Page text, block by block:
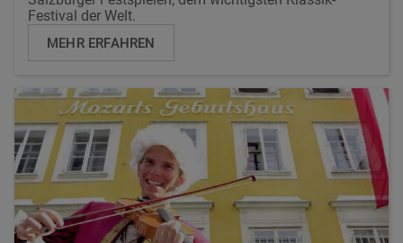
Festival der Welt.
MEHR ERFAHREN